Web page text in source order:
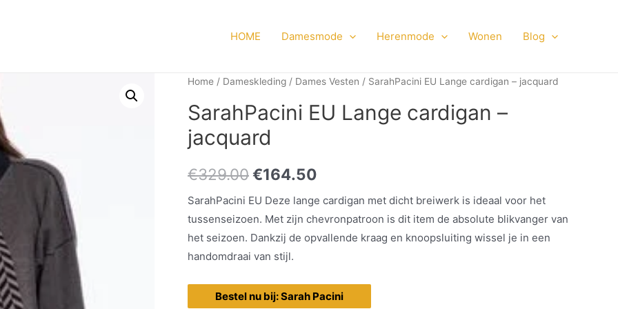
HOME Damesmode Herenmode Wonen Blog
Home / Dameskleding / Dames Vesten / SarahPacini EU Lange cardigan – jacquard
SarahPacini EU Lange cardigan –
jacquard
€329.00€164.50
SarahPacini EU Deze lange cardigan met dicht breiwerk is ideaal voor het
tussenseizoen. Met zijn chevronpatroon is dit item de absolute blikvanger van
het seizoen. Dankzij de opvallende kraag en knoopsluiting wissel je in een
handomdraai van stijl.
Bestel nu bij: Sarah Pacini